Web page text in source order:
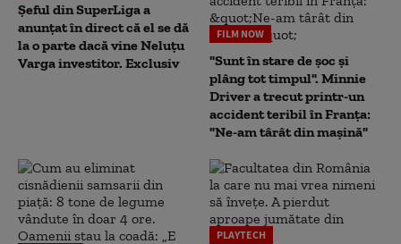
Șeful din SuperLiga a
anunțat în direct că el se dă
la o parte dacă vine Neluțu
Varga investitor. Exclusiv
FILM NOW
"Sunt în stare de șoc și
plâng tot timpul". Minnie
Driver a trecut printr-un
accident teribil în Franța:
"Ne-am târât din mașină"
PLAYTECH